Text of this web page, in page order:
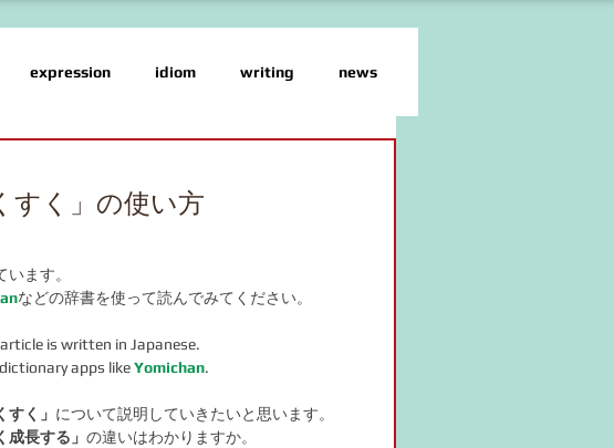
expression idiom writing news
online salon
すく」の使い方
ます。
などの辞書を使って読んでみてください。
is written in Japanese.
apps like Yomichan.
すく」 について説明していきたいと思います。
成長する」 の違いはわかりますか。